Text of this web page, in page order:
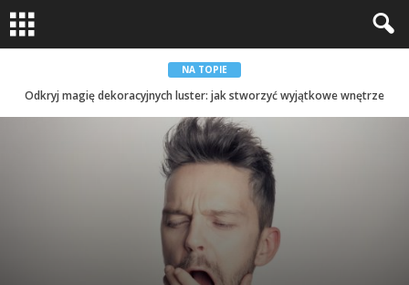
NA TOPIE
Odkryj magię dekoracyjnych luster: jak stworzyć wyjątkowe wnętrze
Naturalne piękno: dekoracje z drewna w twoim domu